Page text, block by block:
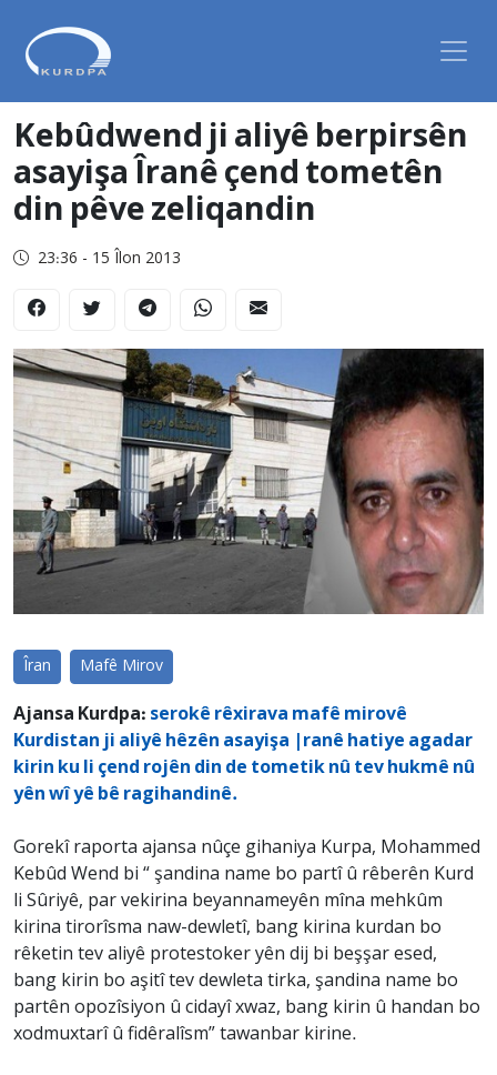
Kebûdwend ji aliyê berpirsên
asayişa Îranê çend tometên
din pêve zeliqandin
23:36 - 15 Îlon 2013
Îran Mafê Mirov
Ajansa Kurdpa: serokê rêxirava mafê mirovê
Kurdistan ji aliyê hêzên asayişa |ranê hatiye agadar
kirin ku li çend rojên din de tometik nû tev hukmê nû
yên wî yê bê ragihandinê.
Gorekî raporta ajansa nûçe gihaniya Kurpa, Mohammed
Kebûd Wend bi “ şandina name bo partî û rêberên Kurd
li Sûriyê, par vekirina beyannameyên mîna mehkûm
kirina tirorîsma naw-dewletî, bang kirina kurdan bo
rêketin tev aliyê protestoker yên dij bi beşşar esed,
bang kirin bo aşitî tev dewleta tirka, şandina name bo
partên opozîsiyon û cidayî xwaz, bang kirin û handan bo
xodmuxtarî û fidêralîsm” tawanbar kirine.